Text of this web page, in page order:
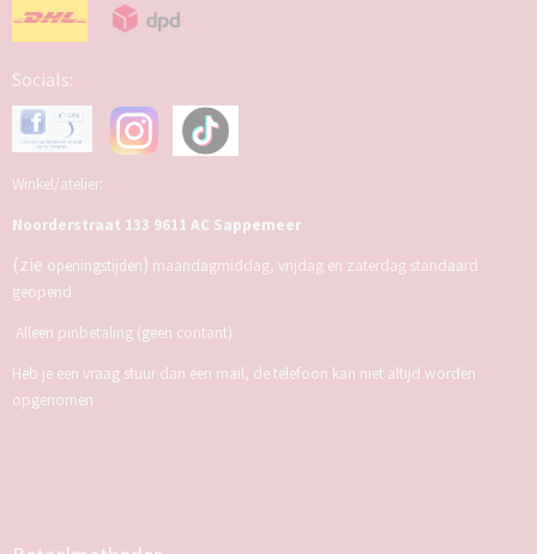
Socials:
Winkel/atelier:
Noorderstraat 133 9611 AC Sappemeer
(zie openingstijden) maandagmiddag, vrijdag en zaterdag standaard
geopend
Alleen pinbetaling (geen contant)
Heb je een vraag stuur dan een mail, de telefoon kan niet altijd worden
opgenomen